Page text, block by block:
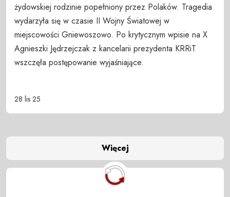
żydowskiej rodzinie popełniony przez Polaków. Tragedia
wydarzyła się w czasie II Wojny Światowej w
miejscowości Gniewoszowo. Po krytycznym wpisie na X
Agnieszki Jędrzejczak z kancelarii prezydenta KRRiT
wszczęła postępowanie wyjaśniające.
28 lis 25
Więcej